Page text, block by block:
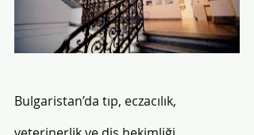
Bulgaristan’da tıp, eczacılık,